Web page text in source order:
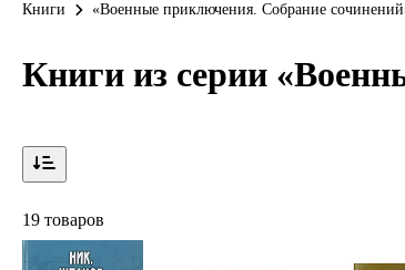
Книги «Военные приключения. Собрание
Книги из серии
19 товаров